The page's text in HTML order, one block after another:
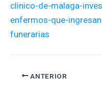
clinico-de-malaga-
enfermos-que-
funerarias
ANTERIOR